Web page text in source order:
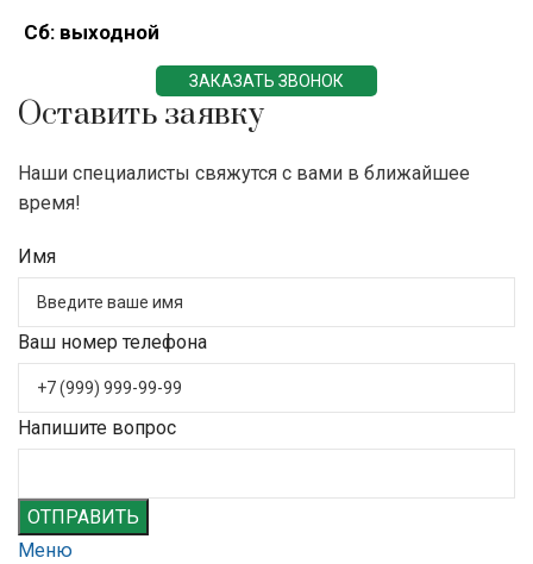
Сб: выходной
ЗАКАЗАТЬ ЗВОНОК
Оставить заявку
Наши специалисты свяжутся с вами в ближайшее
время!
Имя
Ваш номер телефона
Напишите вопрос
ОТПРАВИТЬ
Меню